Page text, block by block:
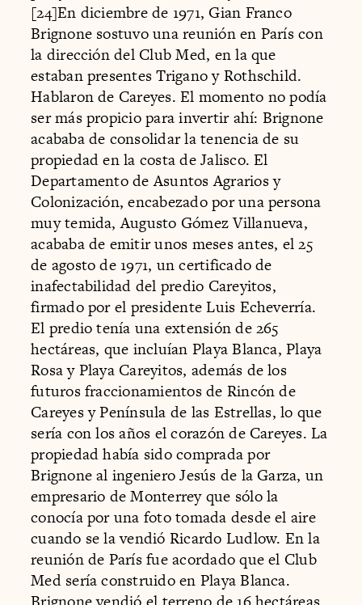
[24]En diciembre de 1971, Gian Franco
Brignone sostuvo una reunión en París con
la dirección del Club Med, en la que
estaban presentes Trigano y Rothschild.
Hablaron de Careyes. El momento no podía
ser más propicio para invertir ahí: Brignone
acababa de consolidar la tenencia de su
propiedad en la costa de Jalisco. El
Departamento de Asuntos Agrarios y
Colonización, encabezado por una persona
muy temida, Augusto Gómez Villanueva,
acababa de emitir unos meses antes, el 25
de agosto de 1971, un certificado de
inafectabilidad del predio Careyitos,
firmado por el presidente Luis Echeverría.
El predio tenía una extensión de 265
hectáreas, que incluían Playa Blanca, Playa
Rosa y Playa Careyitos, además de los
futuros fraccionamientos de Rincón de
Careyes y Península de las Estrellas, lo que
sería con los años el corazón de Careyes. La
propiedad había sido comprada por
Brignone al ingeniero Jesús de la Garza, un
empresario de Monterrey que sólo la
conocía por una foto tomada desde el aire
cuando se la vendió Ricardo Ludlow. En la
reunión de París fue acordado que el Club
Med sería construido en Playa Blanca.